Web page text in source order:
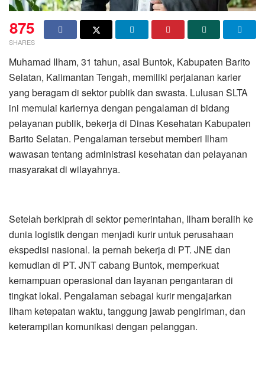
875
SHARES
Muhamad Ilham, 31 tahun, asal Buntok, Kabupaten Barito
Selatan, Kalimantan Tengah, memiliki perjalanan karier
yang beragam di sektor publik dan swasta. Lulusan SLTA
ini memulai kariernya dengan pengalaman di bidang
pelayanan publik, bekerja di Dinas Kesehatan Kabupaten
Barito Selatan. Pengalaman tersebut memberi Ilham
wawasan tentang administrasi kesehatan dan pelayanan
masyarakat di wilayahnya.
Setelah berkiprah di sektor pemerintahan, Ilham beralih ke
dunia logistik dengan menjadi kurir untuk perusahaan
ekspedisi nasional. Ia pernah bekerja di PT. JNE dan
kemudian di PT. JNT cabang Buntok, memperkuat
kemampuan operasional dan layanan pengantaran di
tingkat lokal. Pengalaman sebagai kurir mengajarkan
Ilham ketepatan waktu, tanggung jawab pengiriman, dan
keterampilan komunikasi dengan pelanggan.